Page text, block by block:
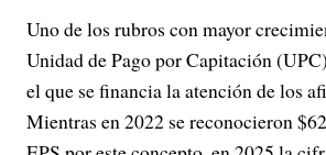
Uno de los rubros con mayor
Unidad de Pago por Capitación
el que se financia la atención de los
Mientras en 2022 se reconocieron